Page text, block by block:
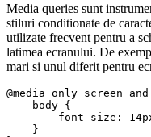
Media queries sunt
stiluri conditionate de
utilizate frecvent pentru a
latimea ecranului. De
mari si unul diferit pentru
@media only screen
    body {
font-size:
    }